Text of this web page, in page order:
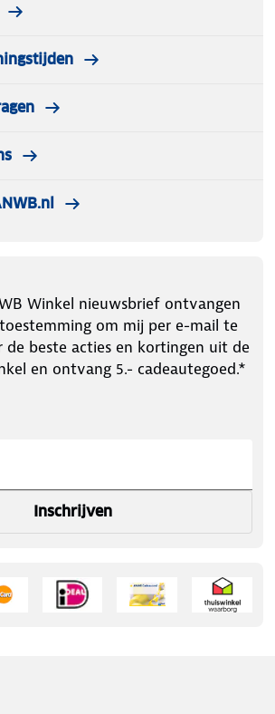
Winkel nieuwsbrief ontvangen
om mij per e-mail te
de beste acties en kortingen uit de
en ontvang 5.- cadeautegoed.*
Inschrijven